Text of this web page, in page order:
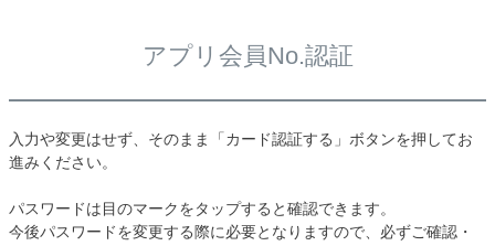
アプリ会員No.認証
入力や変更はせず、そのまま「カード認証する」ボタンを押してお
進みください。
パスワードは目のマークをタップすると確認できます。
今後パスワードを変更する際に必要となりますので、必ずご確認・